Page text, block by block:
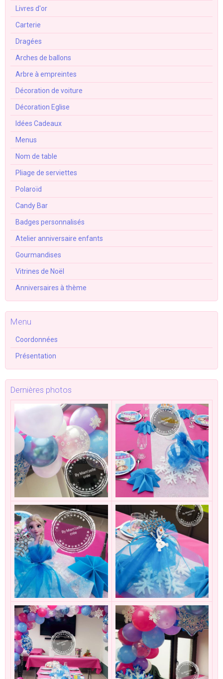
Livres d'or
Carterie
Dragées
Arches de ballons
Arbre à empreintes
Décoration de voiture
Décoration Eglise
Idées Cadeaux
Menus
Nom de table
Pliage de serviettes
Polaroïd
Candy Bar
Badges personnalisés
Atelier anniversaire enfants
Gourmandises
Vitrines de Noël
Anniversaires à thème
Menu
Coordonnées
Présentation
Dernières photos